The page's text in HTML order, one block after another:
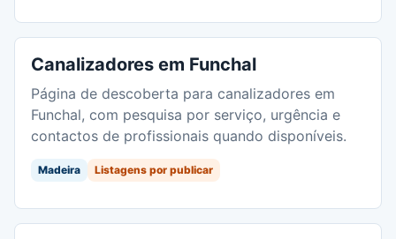
Canalizadores em Funchal
Página de descoberta para canalizadores em
Funchal, com pesquisa por serviço, urgência e
contactos de profissionais quando disponíveis.
Madeira Listagens por publicar